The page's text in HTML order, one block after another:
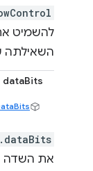
להשמיט
השאילתה
dataBits
את השדה